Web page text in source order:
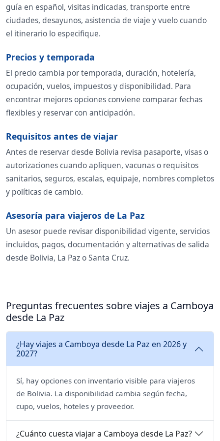
guía en español, visitas indicadas, transporte entre
ciudades, desayunos, asistencia de viaje y vuelo cuando
el itinerario lo especifique.
Precios y temporada
El precio cambia por temporada, duración, hotelería,
ocupación, vuelos, impuestos y disponibilidad. Para
encontrar mejores opciones conviene comparar fechas
flexibles y reservar con anticipación.
Requisitos antes de viajar
Antes de reservar desde Bolivia revisa pasaporte, visas o
autorizaciones cuando apliquen, vacunas o requisitos
sanitarios, seguros, escalas, equipaje, nombres completos
y políticas de cambio.
Asesoría para viajeros de La Paz
Un asesor puede revisar disponibilidad vigente, servicios
incluidos, pagos, documentación y alternativas de salida
desde Bolivia, La Paz o Santa Cruz.
Preguntas frecuentes sobre viajes a Camboya
desde La Paz
¿Hay viajes a Camboya desde La Paz en 2026 y
2027?
Sí, hay opciones con inventario visible para viajeros
de Bolivia. La disponibilidad cambia según fecha,
cupo, vuelos, hoteles y proveedor.
¿Cuánto cuesta viajar a Camboya desde La Paz?